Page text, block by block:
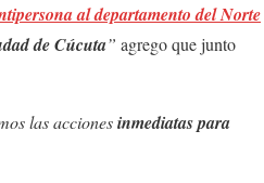
al departamento del Norte
de Cúcuta” agrego que junto
las accionesinmediatas para